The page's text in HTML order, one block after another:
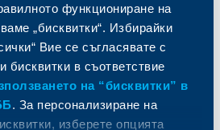
функциониране на
„бисквитки“. Избирайки
Вие се съгласявате с
бисквитки в съответствие
на “бисквитки” в
. За персонализиране на
изберете опцията
данни
Търговско финансиране
ПОС терминали
Пазари, инвестиционно банкиране
и попечителски услуги
Факторинг
Кредити за собственици на фирми
Финансови институции и суверени